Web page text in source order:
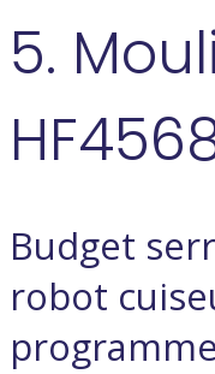
5.
Budget
robot